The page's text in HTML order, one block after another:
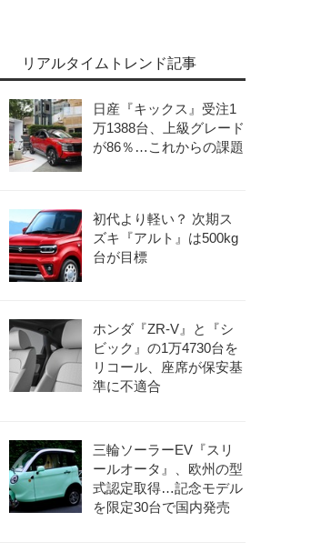
リアルタイムトレンド記事
日産『キックス』受注1
万1388台、上級グレード
が86％…これからの課題
初代より軽い？ 次期ス
ズキ『アルト』は500kg
台が目標
ホンダ『ZR-V』と『シ
ビック』の1万4730台を
リコール、座席が保安基
準に不適合
三輪ソーラーEV『スリ
ールオータ』、欧州の型
式認定取得…記念モデル
を限定30台で国内発売